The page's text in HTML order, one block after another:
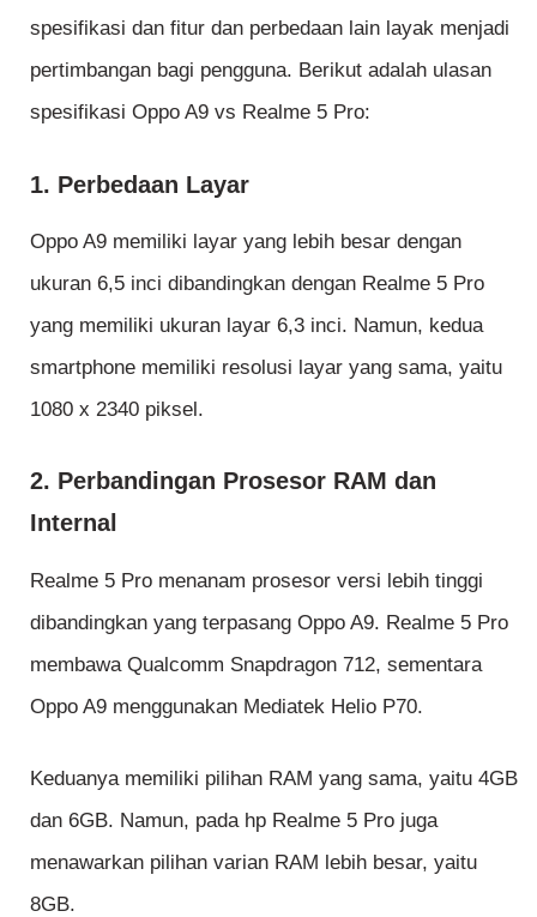
spesifikasi dan fitur dan perbedaan lain layak menjadi
pertimbangan bagi pengguna. Berikut adalah ulasan
spesifikasi Oppo A9 vs Realme 5 Pro:
1. Perbedaan Layar
Oppo A9 memiliki layar yang lebih besar dengan
ukuran 6,5 inci dibandingkan dengan Realme 5 Pro
yang memiliki ukuran layar 6,3 inci. Namun, kedua
smartphone memiliki resolusi layar yang sama, yaitu
1080 x 2340 piksel.
2. Perbandingan Prosesor RAM dan
Internal
Realme 5 Pro menanam prosesor versi lebih tinggi
dibandingkan yang terpasang Oppo A9. Realme 5 Pro
membawa Qualcomm Snapdragon 712, sementara
Oppo A9 menggunakan Mediatek Helio P70.
Keduanya memiliki pilihan RAM yang sama, yaitu 4GB
dan 6GB. Namun, pada hp Realme 5 Pro juga
menawarkan pilihan varian RAM lebih besar, yaitu
8GB.